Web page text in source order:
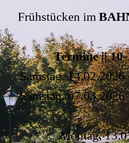
Frühstücken im
Termine ||
Samstag,
Samstag,
Montag,